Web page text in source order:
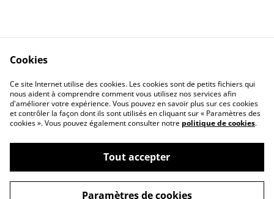
Contactez-nous
Conditions
Politique de
confidentialité
Politique de cookies
©2026Boutique d'Harmonie Créations
Cookies
Ce site Internet utilise des cookies. Les cookies sont de petits fichiers qui
nous aident à comprendre comment vous utilisez nos services afin
d'améliorer votre expérience. Vous pouvez en savoir plus sur ces cookies
et contrôler la façon dont ils sont utilisés en cliquant sur « Paramètres des
cookies ». Vous pouvez également consulter notre politique de cookies.
Tout accepter
Paramètres de cookies